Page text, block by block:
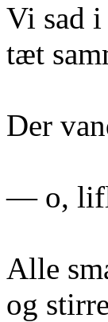
Vi sad i
tæt
Der
— o,
Alle
og